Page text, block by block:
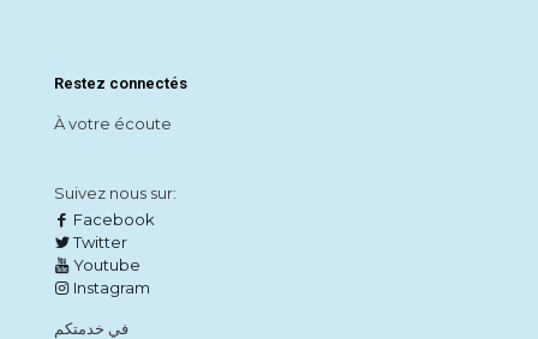
Restez connectés
À votre écoute
Suivez nous sur:
Facebook
Twitter
Youtube
Instagram
في خدمتكم